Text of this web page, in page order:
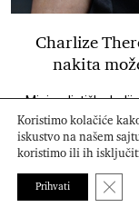
Charlize
nakita
Minimalistička
su dobitna
Koristimo kolačiće
iskustvo na našem
koristimo ili ih
Prihvati Close